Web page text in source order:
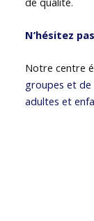
N’hésitez
Notre centre
groupes et de
adultes et